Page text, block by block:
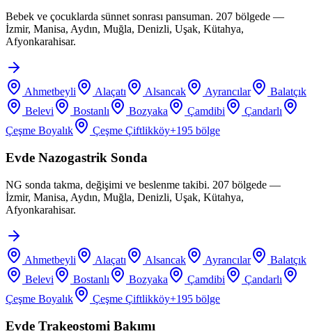
Bebek ve çocuklarda sünnet sonrası pansuman. 207 bölgede —
İzmir, Manisa, Aydın, Muğla, Denizli, Uşak, Kütahya,
Afyonkarahisar.
Ahmetbeyli Alaçatı Alsancak Ayrancılar
Balatçık
Belevi
Bostanlı Bozyaka Çamdibi
Çandarlı
Çeşme Boyalık
Çeşme Çiftlikköy+195 bölge
Evde Nazogastrik Sonda
NG sonda takma, değişimi ve beslenme takibi. 207 bölgede —
İzmir, Manisa, Aydın, Muğla, Denizli, Uşak, Kütahya,
Afyonkarahisar.
Ahmetbeyli Alaçatı Alsancak Ayrancılar
Balatçık
Belevi
Bostanlı Bozyaka Çamdibi
Çandarlı
Çeşme Boyalık
Çeşme Çiftlikköy+195 bölge
Evde Trakeostomi Bakımı